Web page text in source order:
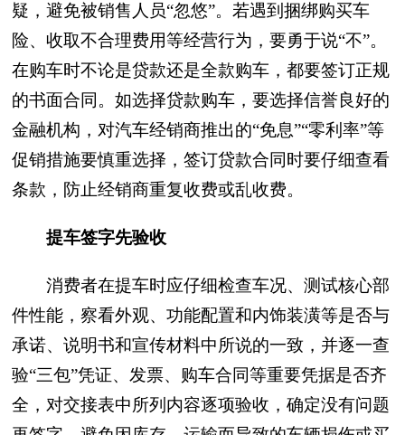
疑，避免被销售人员“忽悠”。若遇到捆绑购买车
险、收取不合理费用等经营行为，要勇于说“不”。
在购车时不论是贷款还是全款购车，都要签订正规
的书面合同。如选择贷款购车，要选择信誉良好的
金融机构，对汽车经销商推出的“免息”“零利率”等
促销措施要慎重选择，签订贷款合同时要仔细查看
条款，防止经销商重复收费或乱收费。
提车签字先验收
消费者在提车时应仔细检查车况、测试核心部
件性能，察看外观、功能配置和内饰装潢等是否与
承诺、说明书和宣传材料中所说的一致，并逐一查
验“三包”凭证、发票、购车合同等重要凭据是否齐
全，对交接表中所列内容逐项验收，确定没有问题